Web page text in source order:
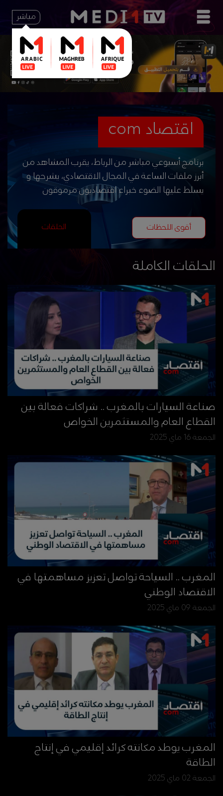
مباشر
اقتصاد com
برنامج أسبوعي مباشر من الرباط، يقرب المشاهد من
أبرز ملفات الساعة في المجال الاقتصادي، يشرحها و
يسلط عليها الضوء خبراء اقتصاديون مرموقون
أقوى اللحظات الحلقات
الحلقات الكاملة
صناعة السيارات بالمغرب .. شراكات فعالة بين
القطاع العام والمستثمرين الخواص
الجمعة 16 ماي 2025
المغرب .. السياحة تواصل تعزيز مساهمتها في
الاقتصاد الوطني
الجمعة 09 ماي 2025
المغرب يوطد مكانته كرائد إقليمي في إنتاج
الطاقة
الجمعة 02 ماي 2025